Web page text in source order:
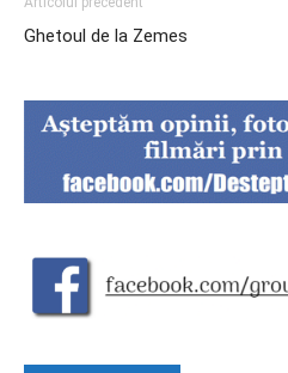
Ghetoul de la Zemes